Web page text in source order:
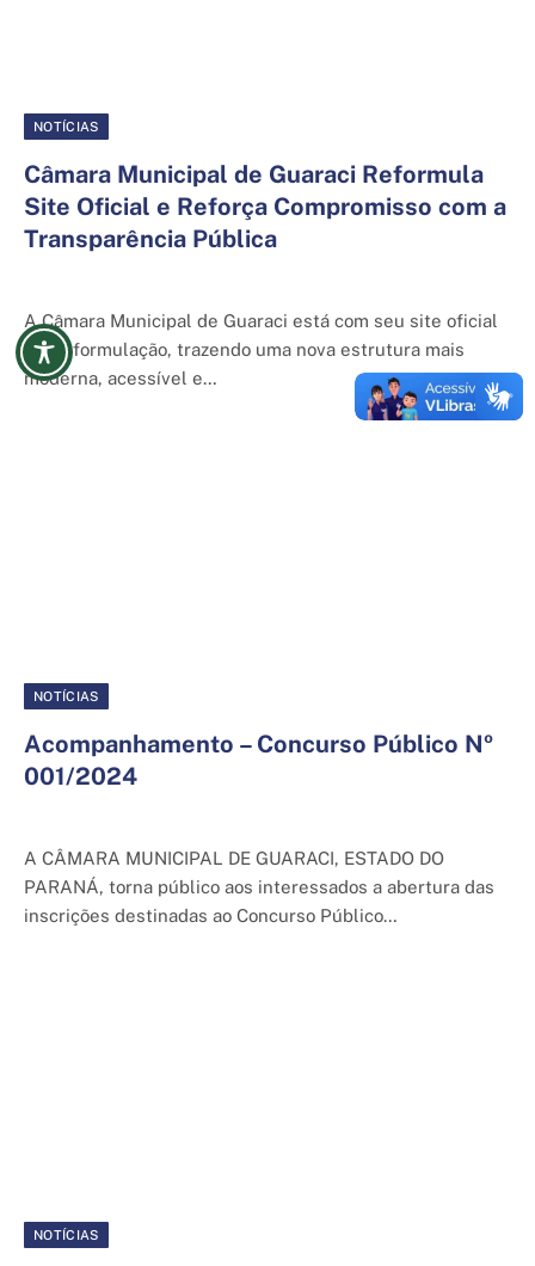
NOTÍCIAS
Câmara Municipal de Guaraci Reformula
Site Oficial e Reforça Compromisso com a
Transparência Pública
A Câmara Municipal de Guaraci está com seu site oficial
em reformulação, trazendo uma nova estrutura mais
moderna, acessível e…
NOTÍCIAS
Acompanhamento – Concurso Público Nº
001/2024
A CÂMARA MUNICIPAL DE GUARACI, ESTADO DO
PARANÁ, torna público aos interessados a abertura das
inscrições destinadas ao Concurso Público…
NOTÍCIAS